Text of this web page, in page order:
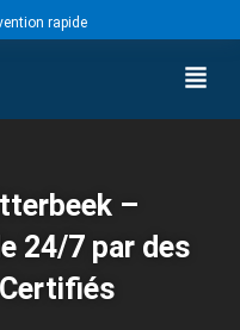
rapide
–
24/7 par des